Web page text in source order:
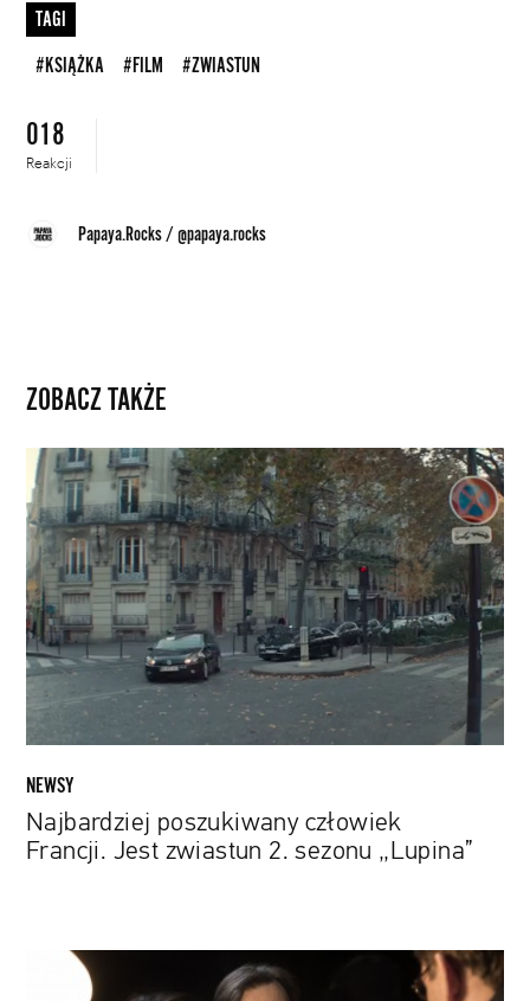
TAGI
#KSIĄŻKA #FILM #ZWIASTUN
018
Reakcji
Papaya.Rocks/@papaya.rocks
ZOBACZ TAKŻE
Najbardziej
poszukiwany
człowiek
Francji.
Jest
zwiastun
2.
sezonu
NEWSY
Najbardziej poszukiwany człowiek
Francji. Jest zwiastun 2. sezonu „Lupina”
Zakończył